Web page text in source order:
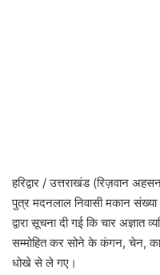
हरिद्वार / उत्तराखंड (रिज़वान
पुत्र मदनलाल निवासी मकान संख्या
द्वारा सूचना दी गई कि चार अज्ञात
सम्मोहित कर सोने के कंगन, चेन,
धोखे से ले गए।